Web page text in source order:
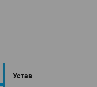
Устав